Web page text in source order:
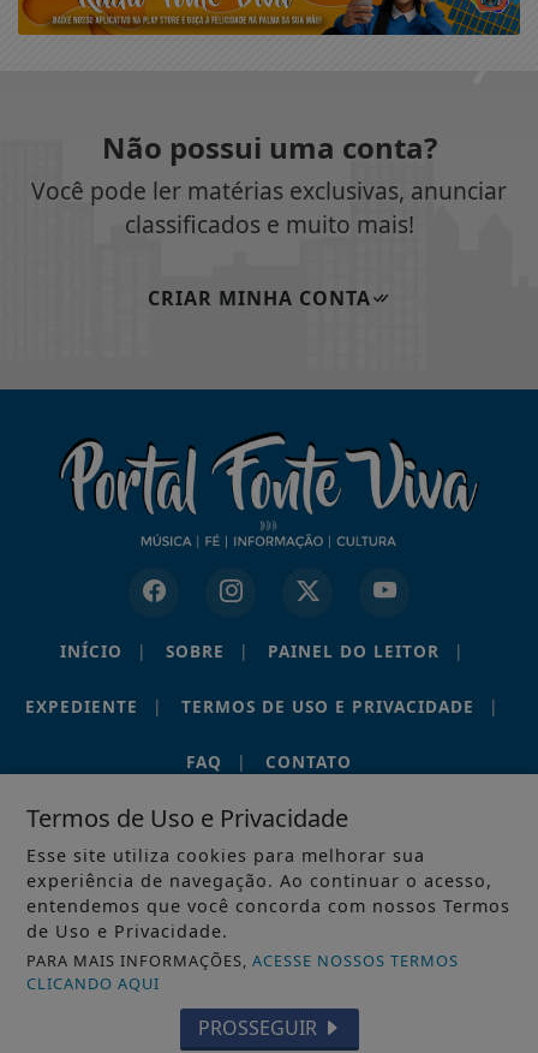
Não possui uma conta?
Você pode ler matérias exclusivas, anunciar
classificados e muito mais!
CRIAR MINHA CONTA
INÍCIO | SOBRE | PAINEL DO LEITOR |
EXPEDIENTE | TERMOS DE USO E PRIVACIDADE |
FAQ | CONTATO
PORTAL RÁDIO FONTE VIVA • EUSÉBIO – CEARÁ • © 2012–
2026. TODOS OS DIREITOS RESERVADOS.
Termos de Uso e Privacidade
Esse site utiliza cookies para melhorar sua
experiência de navegação. Ao continuar o acesso,
entendemos que você concorda com nossos Termos
de Uso e Privacidade.
PARA MAIS INFORMAÇÕES,ACESSE NOSSOS TERMOS
CLICANDO AQUI
PROSSEGUIR